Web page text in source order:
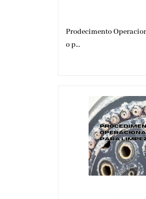
Prodecimento
o p...